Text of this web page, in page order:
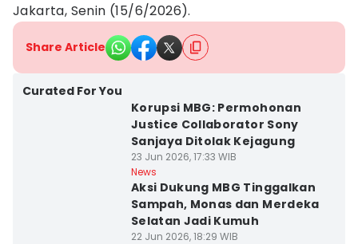
Jakarta, Senin (15/6/2026).
Share Article
Curated For You
Korupsi MBG: Permohonan
Justice Collaborator Sony
Sanjaya Ditolak Kejagung
23 Jun 2026, 17:33 WIB
News
Aksi Dukung MBG Tinggalkan
Sampah, Monas dan Merdeka
Selatan Jadi Kumuh
22 Jun 2026, 18:29 WIB